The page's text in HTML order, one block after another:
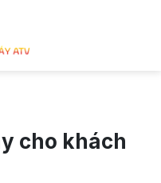
cho khách